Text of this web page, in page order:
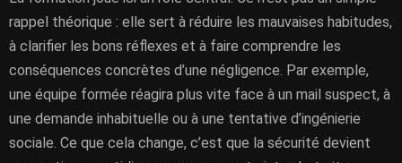
rappel théorique : elle sert à réduire les mauvaises habitudes,
à clarifier les bons réflexes et à faire comprendre les
conséquences concrètes d’une négligence. Par exemple,
une équipe formée réagira plus vite face à un mail suspect, à
une demande inhabituelle ou à une tentative d’ingénierie
sociale. Ce que cela change, c’est que la sécurité devient